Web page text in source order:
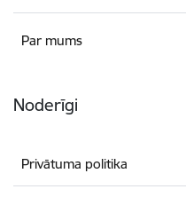
Par mums
Noderīgi
Privātuma politika